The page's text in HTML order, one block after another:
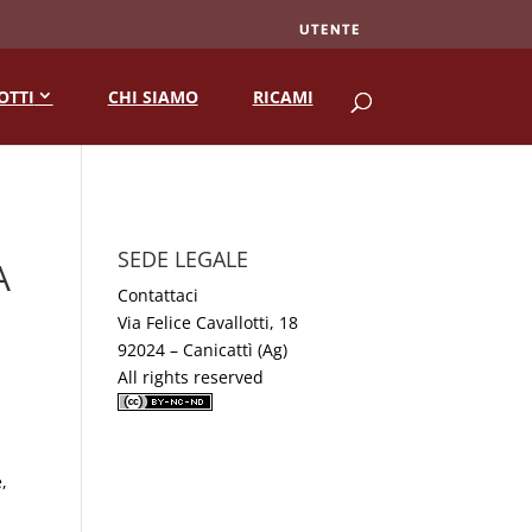
UTENTE
CHI SIAMO RICAMI
SEDE LEGALE
Contattaci
Via Felice Cavallotti, 18
92024 – Canicattì (Ag)
All rights reserved